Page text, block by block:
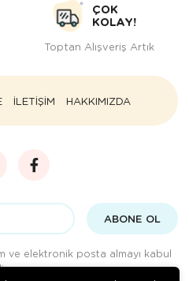
ÇOK
KOLAY!
Toptan Alışveriş Artık
İLETİŞİM HAKKIMIZDA
ABONE OL
ve elektronik posta almayı kabul